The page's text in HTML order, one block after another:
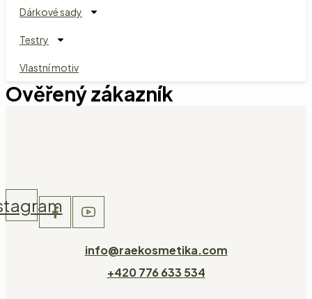
Dárkové sady
Testry
Vlastní motiv
Ověřený zákazník
info@raekosmetika.com
+420 776 633 534